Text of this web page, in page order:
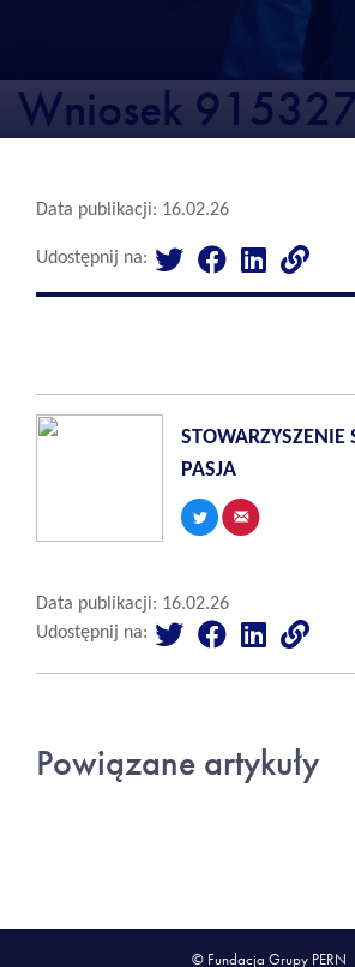
Wniosek
Data publikacji: 16.02.26
Udostępnij na:
STOWARZYSZENIE
PASJA
Data publikacji: 16.02.26
Udostępnij na:
Powiązane artykuły
© Fundacja Grupy PERN